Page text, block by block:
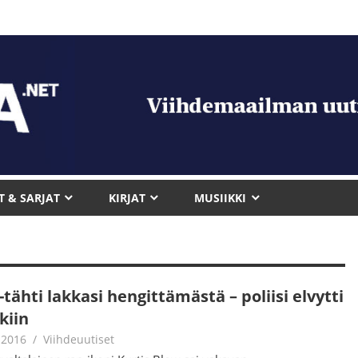
& SARJAT KIRJAT MUSIIKKI
tähti lakkasi hengittämästä – poliisi elvytti
Jouni Hirn
Viihdeuutiset